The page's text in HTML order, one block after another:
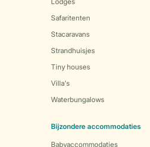
Safaritenten
Stacaravans
Strandhuisjes
Tiny houses
Villa's
Waterbungalows
Bijzondere accommodaties
Babyaccommodaties